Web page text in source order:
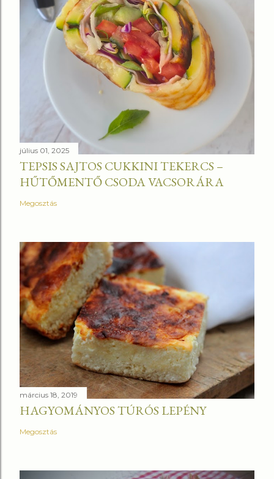
július 01, 2025
TEPSIS SAJTOS CUKKINI TEKERCS –
HŰTŐMENTŐ CSODA VACSORÁRA
Megosztás
március 18, 2019
HAGYOMÁNYOS TÚRÓS LEPÉNY
Megosztás